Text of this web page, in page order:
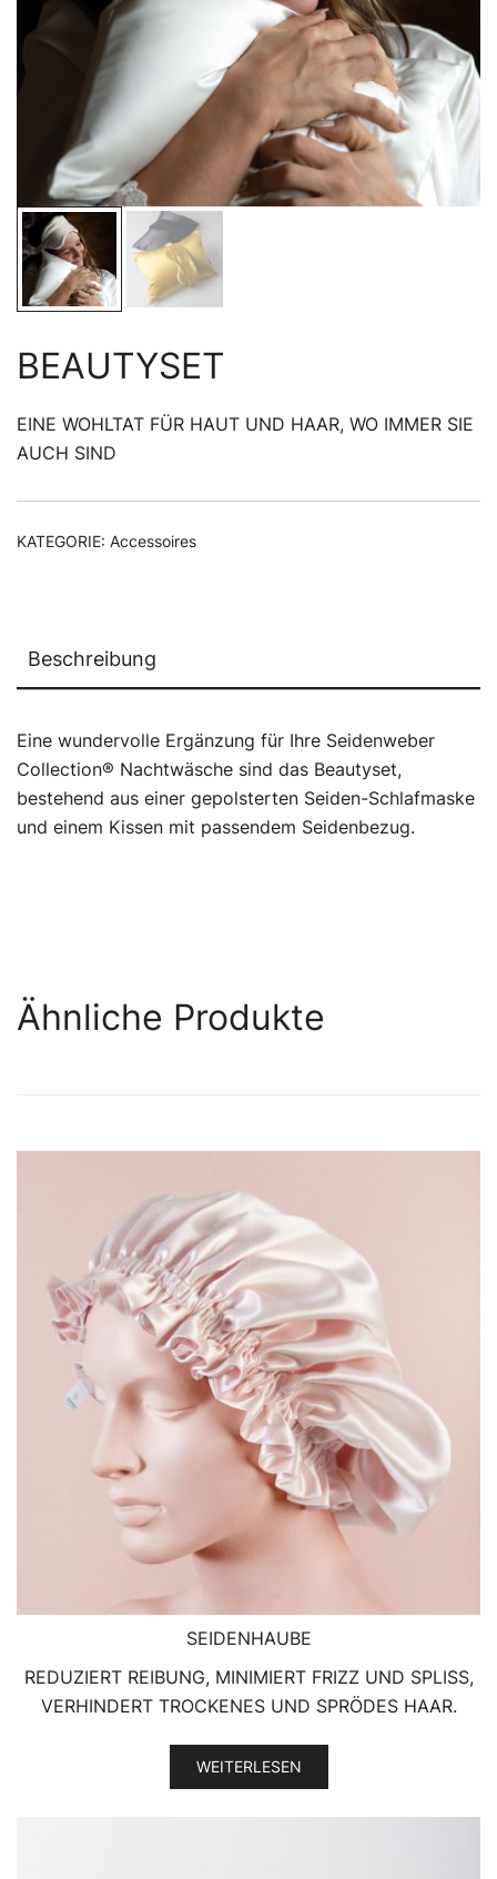
BEAUTYSET
EINE WOHLTAT FÜR HAUT UND HAAR, WO IMMER SIE
AUCH SIND
KATEGORIE: Accessoires
Beschreibung
Eine wundervolle Ergänzung für Ihre Seidenweber
Collection® Nachtwäsche sind das Beautyset,
bestehend aus einer gepolsterten Seiden-Schlafmaske
und einem Kissen mit passendem Seidenbezug.
Ähnliche Produkte
SEIDENHAUBE
REDUZIERT REIBUNG, MINIMIERT FRIZZ UND SPLISS,
VERHINDERT TROCKENES UND SPRÖDES HAAR.
WEITERLESEN